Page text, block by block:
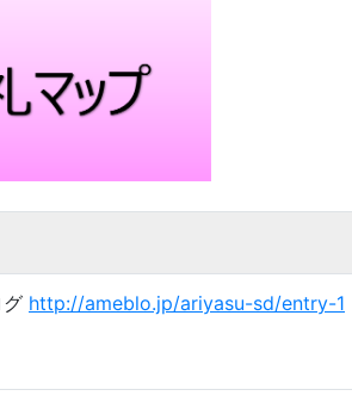
http://ameblo.jp/ariyasu-sd/entry-1